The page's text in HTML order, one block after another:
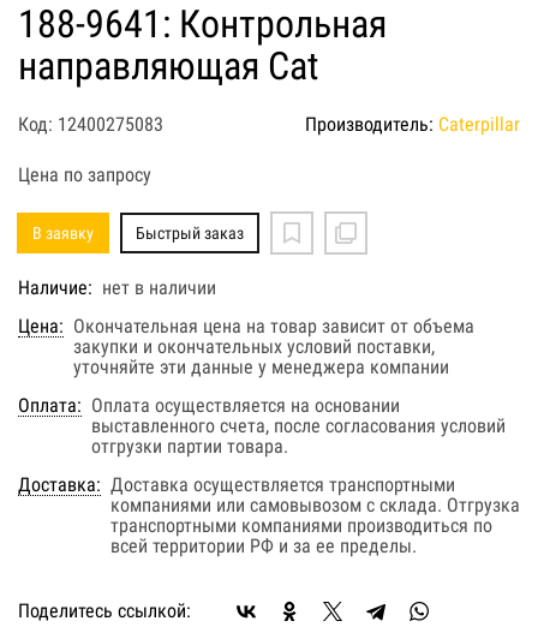
188-9641: Контрольная
направляющая Cat
Код: 12400275083 Производитель: Caterpillar
Цена по запросу
В заявку Быстрый заказ
Наличие: нет в наличии
Цена: Окончательная цена на товар зависит от объема
закупки и окончательных условий поставки,
уточняйте эти данные у менеджера компании
Оплата: Оплата осуществляется на основании
выставленного счета, после согласования условий
отгрузки партии товара.
Доставка: Доставка осуществляется транспортными
компаниями или самовывозом с склада. Отгрузка
транспортными компаниями производиться по
всей территории РФ и за ее пределы.
Поделитесь ссылкой: